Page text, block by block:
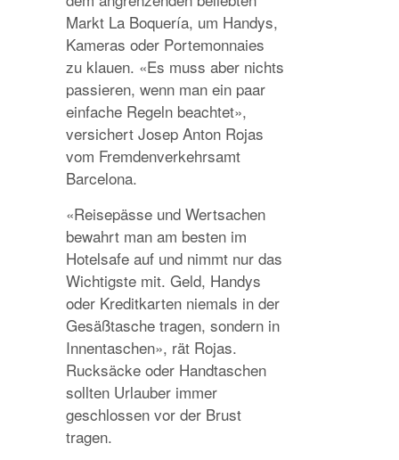
Markt La Boquería, um Handys,
Kameras oder Portemonnaies
zu klauen. «Es muss aber nichts
passieren, wenn man ein paar
einfache Regeln beachtet»,
versichert Josep Anton Rojas
vom Fremdenverkehrsamt
Barcelona.
«Reisepässe und Wertsachen
bewahrt man am besten im
Hotelsafe auf und nimmt nur das
Wichtigste mit. Geld, Handys
oder Kreditkarten niemals in der
Gesäßtasche tragen, sondern in
Innentaschen», rät Rojas.
Rucksäcke oder Handtaschen
sollten Urlauber immer
geschlossen vor der Brust
tragen.